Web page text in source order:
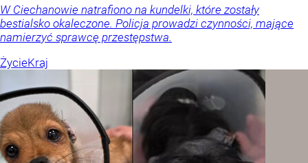
W Ciechanowie natrafiono na kundelki, które zostały
bestialsko okaleczone. Policja prowadzi czynności, mające
namierzyć sprawcę przestępstwa.
ŻycieKraj